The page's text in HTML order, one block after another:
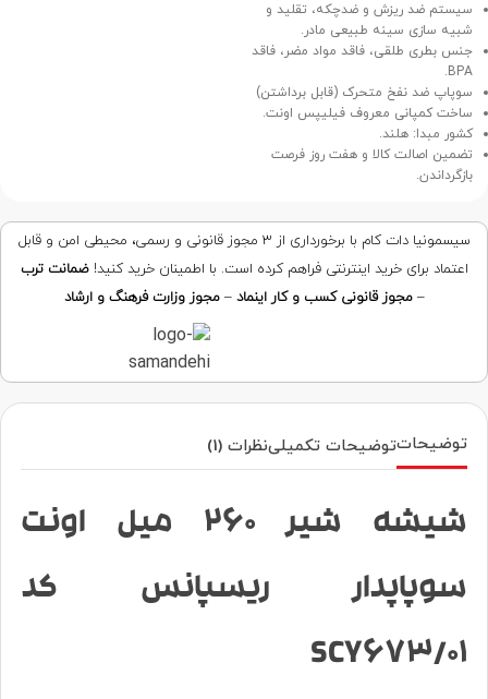
سیستم ضد ریزش و ضدچکه، تقلید و
شبیه سازی سینه طبیعی مادر.
جنس بطری طلقی، فاقد مواد مضر، فاقد
BPA.
سوپاپ ضد نفخ متحرک (قابل برداشتن)
ساخت کمپانی معروف فیلیپس اونت.
کشور مبدا: هلند.
تضمین اصالت کالا و هفت روز فرصت
بازگرداندن.
سیسمونیا دات کام با برخورداری از ۳ مجوز قانونی و رسمی، محیطی امن و قابل
اعتماد برای خرید اینترنتی فراهم کرده است. با اطمینان خرید کنید!ضمانت ترب
–مجوز قانونی کسب و کار اینماد –مجوز وزارت فرهنگ و ارشاد
توضیحاتتوضیحات تکمیلینظرات (1)
شیشه شیر 260 میل اونت
سوپاپدار ریسپانس کد
SCY673/01